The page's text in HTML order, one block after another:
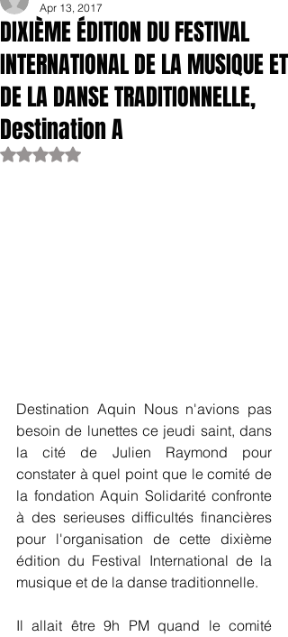
DIXIÈME ÉDITION DU FESTIVAL
INTERNATIONAL DE LA MUSIQUE ET
DE LA DANSE TRADITIONNELLE,
Destination A
Apr 13, 2017
Rated NaN out of 5 stars.
Destination Aquin Nous n'avions pas
besoin de lunettes ce jeudi saint, dans
la cité de Julien Raymond pour
constater à quel point que le comité de
la fondation Aquin Solidarité confronte
à des serieuses difficultés financières
pour l'organisation de cette dixième
édition du Festival International de la
musique et de la danse traditionnelle.
Il allait être 9h PM quand le comité